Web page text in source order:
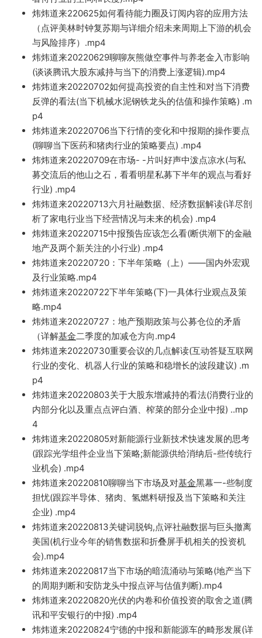
炜炜道来220625如何看待能力圈及订阅内容的应用方法
（点评美林时钟复苏期与详细介绍未来周期上下游的机会
与风险排序）.mp4
炜炜道来20220629聊聊灰熊做空事件与养老金入市影响
(谈谈腾讯大股东减持与当下的消费上涨逻辑).mp4
炜炜道来20220702如何提高投资的自主性和对当下消费
反弹的看法(当下机械水泥钢铁龙头的估值和操作策略) .m
p4
炜炜道来20220706当下行情的变化和中报期的操作要点
(聊聊当下医药和猪肉行业的策略要点) .mp4
炜炜道来20220709在市场- -片叫好声中泼点凉水(与私
募交流后的他山之石，看看明星私募下半年的观点与看好
行业) .mp4
炜炜道来20220713六月社融数据、经济数据解读(详尽剖
析了家电行业当下经营情况与未来的机会) .mp4
炜炜道来20220715中报预告应该怎么看(断供潮下的金融
地产及两个新关注的小行业) .mp4
炜炜道来20220720：下半年策略（上）——国内外宏观
及行业策略.mp4
炜炜道来20220722下半年策略(下)一具体行业观点及策
略.mp4
炜炜道来20220727：地产预期政策与公募仓位的矛盾
（详解基金二季度的加减仓方向.mp4
炜炜道来20220730重要会议的几点解读(互动答疑互联网
行业的变化、机器人行业的策略和稳增长的波段建议) .m
p4
炜炜道来20220803关于大股东增减持的看法(消费行业的
内部分化以及重点点评白酒、榨菜的部分企业中报) ..mp
4
炜炜道来20220805对新能源行业新技术快速发展的思考
(跟踪光学组件企业当下策略;新能源供给消纳后-些传统行
业机会) .mp4
炜炜道来20220810聊聊当下市场及对基金黑幕一-些制度
担忧(跟踪半导体、猪肉、氢燃料研报及当下策略和关注
企业) .mp4
炜炜道来20220813关键词脱钩,点评社融数据与巨头撤离
美国(机行业今年的销售数据和折叠屏手机相关的投资机
会).mp4
炜炜道来20220817当下市场的暗流涌动与策略(地产当下
的周期判 断和安防龙头中报点评与估值判 断).mp4
炜炜道来20220820光伏的内卷和价值投资的取舍之道(腾
讯和平安银行的中报) .mp4
炜炜道来20220824宁德的中报和新能源车的畸形发展(详